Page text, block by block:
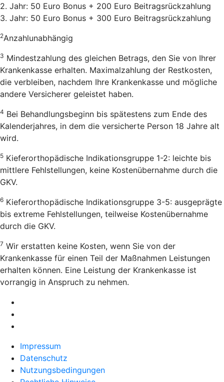
2. Jahr: 50 Euro Bonus + 200 Euro Beitragsrückzahlung
3. Jahr: 50 Euro Bonus + 300 Euro Beitragsrückzahlung
2Anzahlunabhängig
3 Mindestzahlung des gleichen Betrags, den Sie von Ihrer
Krankenkasse erhalten. Maximalzahlung der Restkosten,
die verbleiben, nachdem Ihre Krankenkasse und mögliche
andere Versicherer geleistet haben.
4 Bei Behandlungsbeginn bis spätestens zum Ende des
Kalenderjahres, in dem die versicherte Person 18 Jahre alt
wird.
5 Kieferorthopädische Indikationsgruppe 1-2: leichte bis
mittlere Fehlstellungen, keine Kostenübernahme durch die
GKV.
6 Kieferorthopädische Indikationsgruppe 3-5: ausgeprägte
bis extreme Fehlstellungen, teilweise Kostenübernahme
durch die GKV.
7 Wir erstatten keine Kosten, wenn Sie von der
Krankenkasse für einen Teil der Maßnahmen Leistungen
erhalten können. Eine Leistung der Krankenkasse ist
vorrangig in Anspruch zu nehmen.
Impressum
Datenschutz
Nutzungsbedingungen